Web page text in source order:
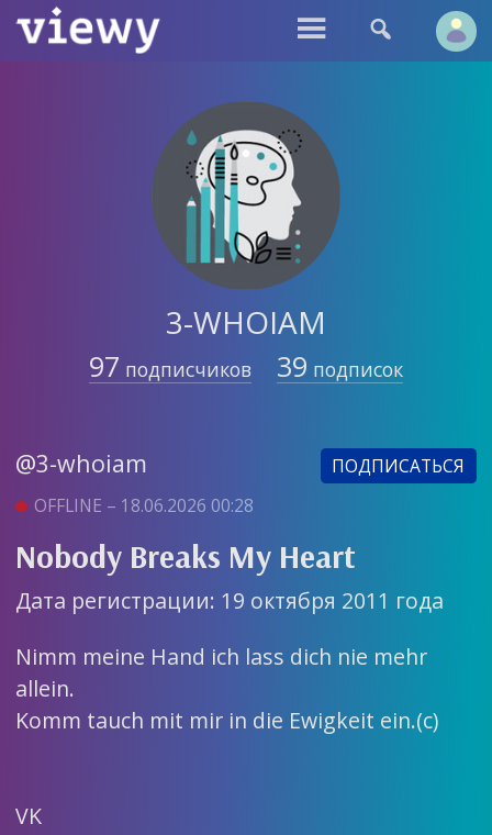
 
3-WHOIAM
97 подписчиков 39 подписок
@3-whoiam
ПОДПИСАТЬСЯ
OFFLINE – 18.06.2026 00:28
Nobody Breaks My Heart
Дата регистрации: 19 октября 2011 года
Nimm meine Hand ich lass dich nie mehr
allein.
Komm tauch mit mir in die Ewigkeit ein.(c)
VK